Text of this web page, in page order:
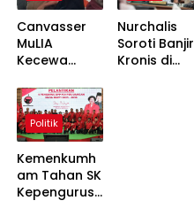
Canvasser
MuLIA
Kecewa
Respons
Appi Soal
RT/RW Dinilai
Menyinggung
Nurchalis
Soroti Banjir
Kronis di
Politik
Kemenkumh
am Tahan SK
Kepengurusa